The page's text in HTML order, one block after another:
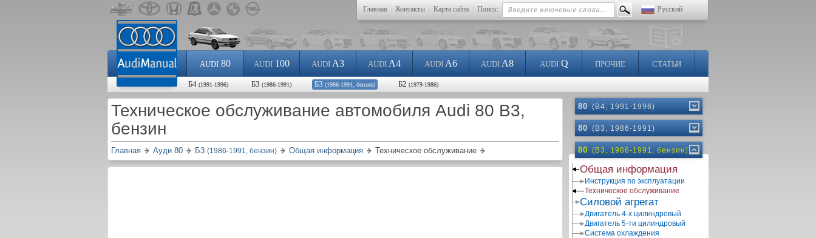
Главная Контакты Карта сайта Поиск: Русский
AUDI80 AUDI100 AUDI A3 AUDI A4 AUDI A6 AUDI A8 AUDIQ ПРОЧИЕ СТАТЬИ
Б4 (1991-1996) Б3 (1986-1991) Б3 (1986-1991, бензин) Б2 (1979-1986)
Техническое обслуживание автомобиля Audi 80 B3,
бензин
Главная Ауди 80 Б3 (1986-1991, бензин) Общая информация Техническое обслуживание
80 (B4, 1991-1996)
80 (B3, 1986-1991)
80 (B3, 1986-1991, бензин)
Общая информация
Инструкция по эксплуатации
Техническое обслуживание
Силовой агрегат
Двигатель 4-х цилиндровый
Двигатель 5-ти цилиндровый
Система охлаждения